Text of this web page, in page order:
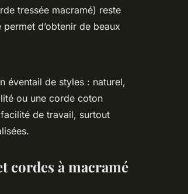
tressée macramé) reste
d’obtenir de beaux
éventail de styles : naturel,
ou une corde coton
de travail, surtout
cordes à macramé